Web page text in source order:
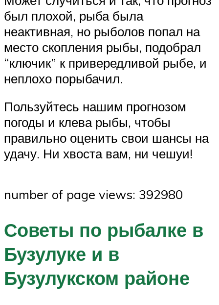
был плохой, рыба была
неактивная, но рыболов попал на
место скопления рыбы, подобрал
“ключик” к привередливой рыбе, и
неплохо порыбачил.
Пользуйтесь нашим прогнозом
погоды и клева рыбы, чтобы
правильно оценить свои шансы на
удачу. Ни хвоста вам, ни чешуи!
number of page views: 392980
Советы по рыбалке в
Бузулуке и в
Бузулукском районе